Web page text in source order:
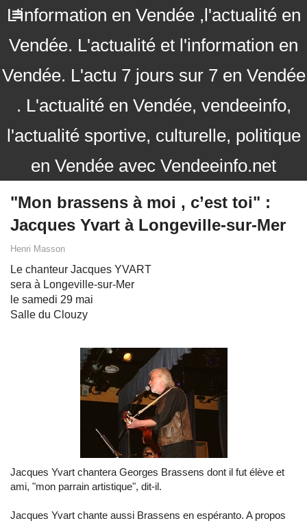
L'information en Vendée ,l'actualité en
Vendée. L'actualité et l'information en
Vendée. L'actu 7 jours sur 7 en Vendée
. L'actualité en Vendée, vendeeinfo,
l'actualité sportive, culturelle, politique
en Vendée avec Vendeeinfo.net
"Mon brassens à moi , c’est toi" :
Jacques Yvart à Longeville-sur-Mer
Henri Masson
Le chanteur Jacques YVART
sera à Longeville-sur-Mer
le samedi 29 mai
Salle du Clouzy
Jacques Yvart chantera Georges Brassens dont il fut élève et
ami, "mon parrain artistique", dit-il.
Jacques Yvart chante aussi Brassens en espéranto. A propos